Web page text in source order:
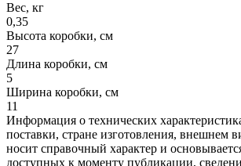
Вес, кг
0,35
Высота коробки, см
27
Длина коробки, см
5
Ширина коробки, см
11
Информация о технических
поставки, стране изготовления, внешнем
носит справочный характер и
доступных к моменту публикации,